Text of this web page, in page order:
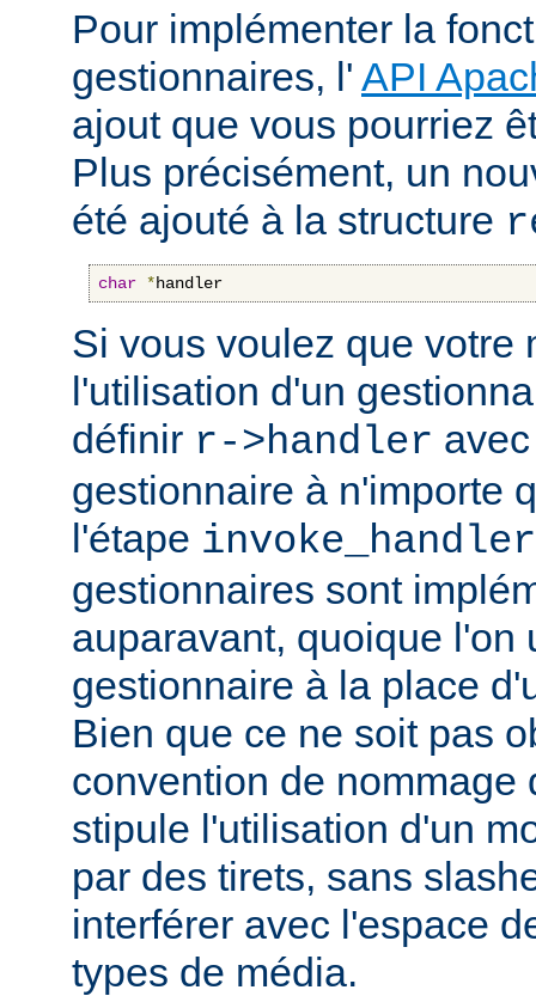
Pour implémenter la
gestionnaires, l' API
ajout que vous pourriez
Plus précisément, un
été ajouté à la structure
char *handler
Si vous voulez que votre
l'utilisation d'un
définir r->handler
gestionnaire à n'importe
l'étape invoke_handler
gestionnaires sont
auparavant, quoique l'on
gestionnaire à la place
Bien que ce ne soit pas
convention de nommage
stipule l'utilisation d'un
par des tirets, sans
interférer avec l'espace
types de média.